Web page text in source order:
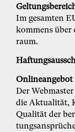
Im ge­sam­ten
kom­mens
raum.
On­line­an­ge­bot
Der
die Ak­tua­li­tät,
Qua­li­tät der